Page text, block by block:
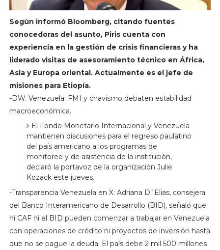
Según informó Bloomberg, citando fuentes
conocedoras del asunto, Piris cuenta con
experiencia en la gestión de crisis financieras y ha
liderado visitas de asesoramiento técnico en África,
Asia y Europa oriental. Actualmente es el jefe de
misiones para Etiopía.
-DW. Venezuela: FMI y chavismo debaten estabilidad
macroeconómica.
El Fondo Monetario Internacional y Venezuela
mantienen discusiones para el regreso paulatino
del país americano a los programas de
monitoreo y de asistencia de la institución,
declaró la portavoz de la organización Julie
Kozack este jueves.
-Transparencia Venezuela en X: Adriana D´Elias, consejera
del Banco Interamericano de Desarrollo (BID), señaló que
ni CAF ni el BID pueden comenzar a trabajar en Venezuela
con operaciones de crédito ni proyectos de inversión hasta
que no se pague la deuda. El país debe 2 mil 500 millones